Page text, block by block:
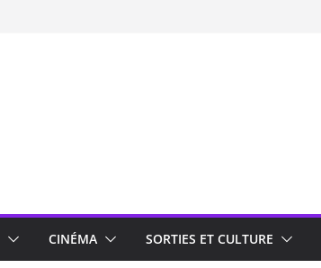
CINÉMA SORTIES ET CULTURE